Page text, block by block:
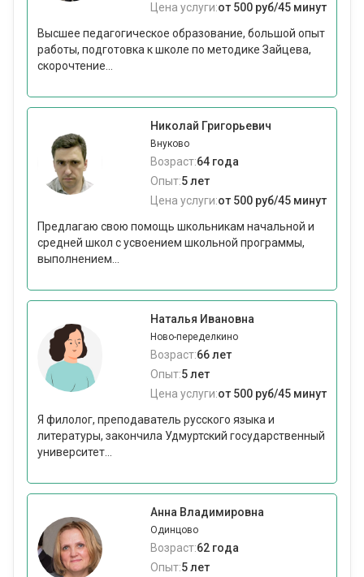
Цена услуги:от 500 руб/45 минут
Высшее педагогическое образование, большой опыт
работы, подготовка к школе по методике Зайцева,
скорочтение...
Николай Григорьевич
Внуково
Возраст:64 года
Опыт:5 лет
Цена услуги:от 500 руб/45 минут
Предлагаю свою помощь школьникам начальной и
средней школ с усвоением школьной программы,
выполнением...
Наталья Ивановна
Ново-переделкино
Возраст:66 лет
Опыт:5 лет
Цена услуги:от 500 руб/45 минут
Я филолог, преподаватель русского языка и
литературы, закончила Удмуртский государственный
университет...
Анна Владимировна
Одинцово
Возраст:62 года
Опыт:5 лет